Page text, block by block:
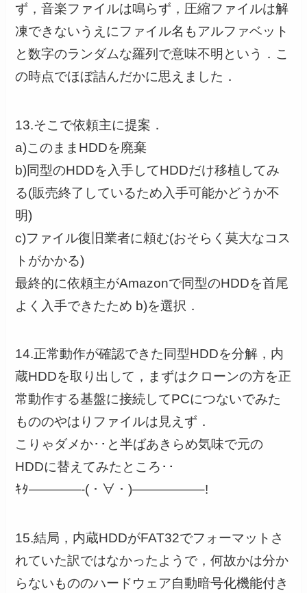
ず，音楽ファイルは鳴らず，圧縮ファイルは解
凍できないうえにファイル名もアルファベット
と数字のランダムな羅列で意味不明という．こ
の時点でほぼ詰んだかに思えました．
13.そこで依頼主に提案．
a)このままHDDを廃棄
b)同型のHDDを入手してHDDだけ移植してみ
る(販売終了しているため入手可能かどうか不
明)
c)ファイル復旧業者に頼む(おそらく莫大なコス
トがかかる)
最終的に依頼主がAmazonで同型のHDDを首尾
よく入手できたため b)を選択．
14.正常動作が確認できた同型HDDを分解，内
蔵HDDを取り出して，まずはクローンの方を正
常動作する基盤に接続してPCにつないでみた
もののやはりファイルは見えず．
こりゃダメか･･と半ばあきらめ気味で元の
HDDに替えてみたところ･･
ｷﾀ————-(・∀・)—————–!
15.結局，内蔵HDDがFAT32でフォーマットさ
れていた訳ではなかったようで，何故かは分か
らないもののハードウェア自動暗号化機能付き